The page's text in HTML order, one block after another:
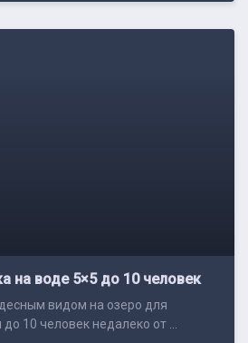
на воде 5×5 до 10 человек
видом на озеро для
10 человек недалеко от ...